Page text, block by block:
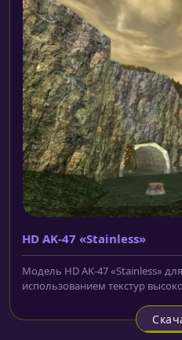
HD AK-47 «Stainless»
Модель HD AK-47 «Stainless»
использованием текстур